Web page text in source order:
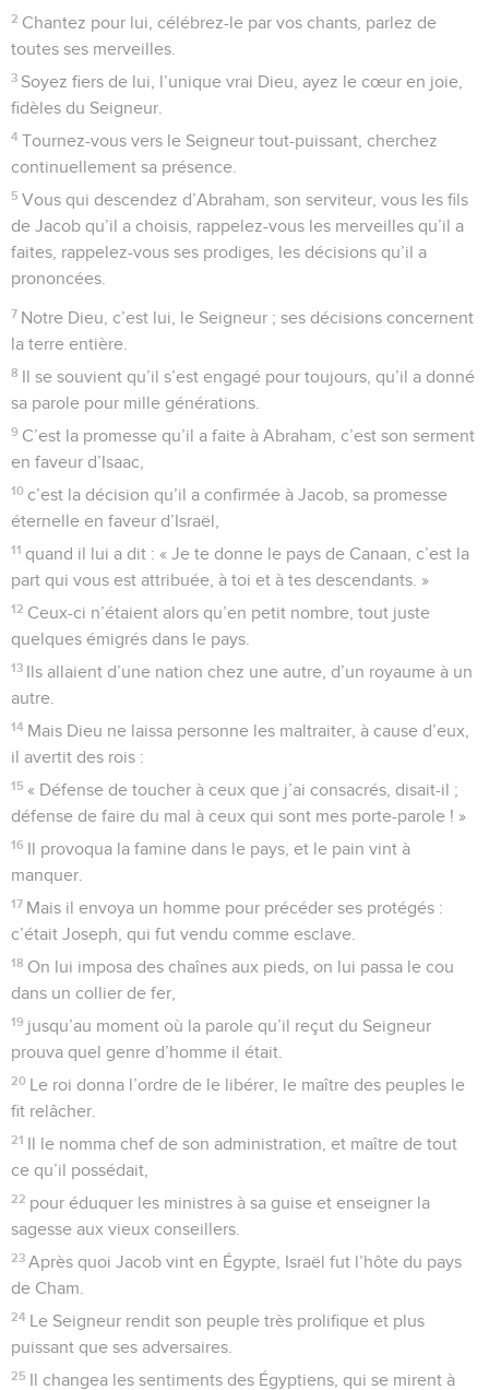
2 Chantez pour lui, célébrez-le par vos chants, parlez de
toutes ses merveilles.
3 Soyez fiers de lui, l’unique vrai Dieu, ayez le cœur en joie,
fidèles du Seigneur.
4 Tournez-vous vers le Seigneur tout-puissant, cherchez
continuellement sa présence.
5 Vous qui descendez d’Abraham, son serviteur, vous les fils
de Jacob qu’il a choisis, rappelez-vous les merveilles qu’il a
faites, rappelez-vous ses prodiges, les décisions qu’il a
prononcées.
7 Notre Dieu, c’est lui, le Seigneur ; ses décisions concernent
la terre entière.
8 Il se souvient qu’il s’est engagé pour toujours, qu’il a donné
sa parole pour mille générations.
9 C’est la promesse qu’il a faite à Abraham, c’est son serment
en faveur d’Isaac,
10 c’est la décision qu’il a confirmée à Jacob, sa promesse
éternelle en faveur d’Israël,
11 quand il lui a dit : « Je te donne le pays de Canaan, c’est la
part qui vous est attribuée, à toi et à tes descendants. »
12 Ceux-ci n’étaient alors qu’en petit nombre, tout juste
quelques émigrés dans le pays.
13 Ils allaient d’une nation chez une autre, d’un royaume à un
autre.
14 Mais Dieu ne laissa personne les maltraiter, à cause d’eux,
il avertit des rois :
15 « Défense de toucher à ceux que j’ai consacrés, disait-il ;
défense de faire du mal à ceux qui sont mes porte-parole ! »
16 Il provoqua la famine dans le pays, et le pain vint à
manquer.
17 Mais il envoya un homme pour précéder ses protégés :
c’était Joseph, qui fut vendu comme esclave.
18 On lui imposa des chaînes aux pieds, on lui passa le cou
dans un collier de fer,
19 jusqu’au moment où la parole qu’il reçut du Seigneur
prouva quel genre d’homme il était.
20 Le roi donna l’ordre de le libérer, le maître des peuples le
fit relâcher.
21 Il le nomma chef de son administration, et maître de tout
ce qu’il possédait,
22 pour éduquer les ministres à sa guise et enseigner la
sagesse aux vieux conseillers.
23 Après quoi Jacob vint en Égypte, Israël fut l’hôte du pays
de Cham.
24 Le Seigneur rendit son peuple très prolifique et plus
puissant que ses adversaires.
25 Il changea les sentiments des Égyptiens, qui se mirent à